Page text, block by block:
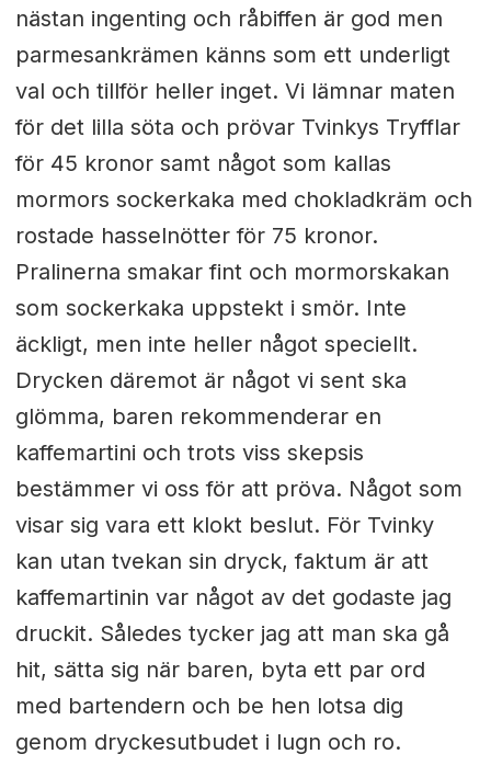
nästan ingenting och råbiffen är god men
parmesankrämen känns som ett underligt
val och tillför heller inget. Vi lämnar maten
för det lilla söta och prövar Tvinkys Tryfflar
för 45 kronor samt något som kallas
mormors sockerkaka med chokladkräm och
rostade hasselnötter för 75 kronor.
Pralinerna smakar fint och mormorskakan
som sockerkaka uppstekt i smör. Inte
äckligt, men inte heller något speciellt.
Drycken däremot är något vi sent ska
glömma, baren rekommenderar en
kaffemartini och trots viss skepsis
bestämmer vi oss för att pröva. Något som
visar sig vara ett klokt beslut. För Tvinky
kan utan tvekan sin dryck, faktum är att
kaffemartinin var något av det godaste jag
druckit. Således tycker jag att man ska gå
hit, sätta sig när baren, byta ett par ord
med bartendern och be hen lotsa dig
genom dryckesutbudet i lugn och ro.